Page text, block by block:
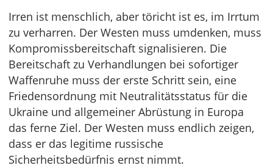
Irren ist menschlich, aber töricht ist es, im Irrtum
zu verharren. Der Westen muss umdenken, muss
Kompromissbereitschaft signalisieren. Die
Bereitschaft zu Verhandlungen bei sofortiger
Waffenruhe muss der erste Schritt sein, eine
Friedensordnung mit Neutralitätsstatus für die
Ukraine und allgemeiner Abrüstung in Europa
das ferne Ziel. Der Westen muss endlich zeigen,
dass er das legitime russische
Sicherheitsbedürfnis ernst nimmt.